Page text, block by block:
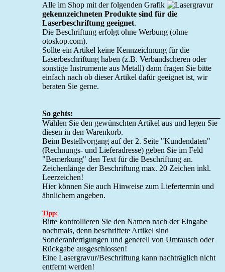
Alle im Shop mit der folgenden Grafik
gekennzeichneten Produkte sind für die
Laserbeschriftung geeignet.
Die Beschriftung erfolgt ohne Werbung (ohne
otoskop.com).
Sollte ein Artikel keine Kennzeichnung für die
Laserbeschriftung haben (z.B. Verbandscheren oder
sonstige Instrumente aus Metall) dann fragen Sie bitte
einfach nach ob dieser Artikel dafür geeignet ist, wir
beraten Sie gerne.
So gehts:
Wählen Sie den gewünschten Artikel aus und legen Sie
diesen in den Warenkorb.
Beim Bestellvorgang auf der 2. Seite "Kundendaten"
(Rechnungs- und Lieferadresse) geben Sie im Feld
"Bemerkung" den Text für die Beschriftung an.
Zeichenlänge der Beschriftung max. 20 Zeichen inkl.
Leerzeichen!
Hier können Sie auch Hinweise zum Liefertermin und
ähnlichem angeben.
Tipp:
Bitte kontrollieren Sie den Namen nach der Eingabe
nochmals, denn beschriftete Artikel sind
Sonderanfertigungen und generell von Umtausch oder
Rückgabe ausgeschlossen!
Eine Lasergravur/Beschriftung kann nachträglich nicht
entfernt werden!